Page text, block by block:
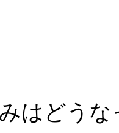
はどうな